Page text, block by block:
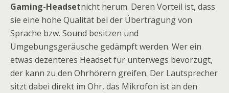
Gaming-Headsetnicht herum. Deren Vorteil ist, dass
sie eine hohe Qualität bei der Übertragung von
Sprache bzw. Sound besitzen und
Umgebungsgeräusche gedämpft werden. Wer ein
etwas dezenteres Headset für unterwegs bevorzugt,
der kann zu den Ohrhörern greifen. Der Lautsprecher
sitzt dabei direkt im Ohr, das Mikrofon ist an den